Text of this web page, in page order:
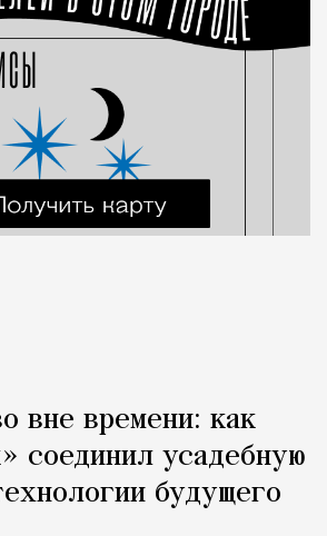
вне времени: как
соединил усадебную
будущего